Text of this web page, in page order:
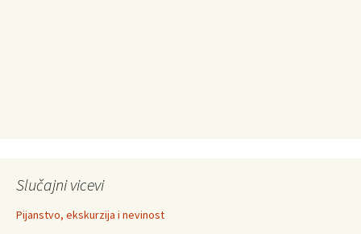
Slučajni vicevi
Pijanstvo, ekskurzija i nevinost